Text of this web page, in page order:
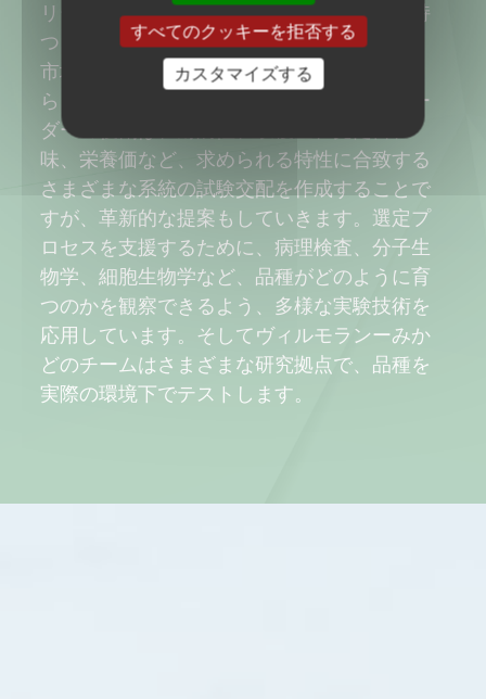
リーダーのための指南書を作成する工程を持
つことが、私たちの大きな強みとなります。
市場の動向やお客様のニーズを意識しなが
ら、研究の方向性を決めていきます。ブリー
ダーの役割は、耐病性、収穫量、見た目、
味、栄養価など、求められる特性に合致する
さまざまな系統の試験交配を作成することで
すが、革新的な提案もしていきます。選定プ
ロセスを支援するために、病理検査、分子生
物学、細胞生物学など、品種がどのように育
つのかを観察できるよう、多様な実験技術を
応用しています。そしてヴィルモランーみか
どのチームはさまざまな研究拠点で、品種を
実際の環境下でテストします。
すべてのクッキーを拒否する
カスタマイズする